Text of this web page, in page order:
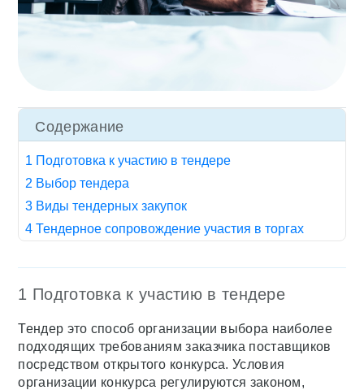
Содержание
1 Подготовка к участию в тендере
2 Выбор тендера
3 Виды тендерных закупок
4 Тендерное сопровождение участия в торгах
1 Подготовка к участию в тендере
Тендер это способ организации выбора наиболее
подходящих требованиям заказчика поставщиков
посредством открытого конкурса. Условия
организации конкурса регулируются законом,